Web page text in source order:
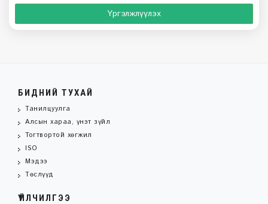
Үргэлжлүүлэх
БИДНИЙ ТУХАЙ
Танилцуулга
Алсын хараа, үнэт зүйл
Тогтвортой хөгжил
ISO
Мэдээ
Төслүүд
ҮЙЛЧИЛГЭЭ